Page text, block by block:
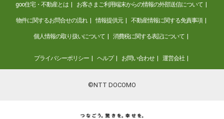
goo住宅・不動産とは お客さまご利用端末からの情報の外部送信について
物件に関するお問合せの流れ 情報提供元 不動産情報に関する免責事項
個人情報の取り扱いについて 消費税に関する表記について
プライバシーポリシー ヘルプ お問い合わせ 運営会社
©NTT DOCOMO